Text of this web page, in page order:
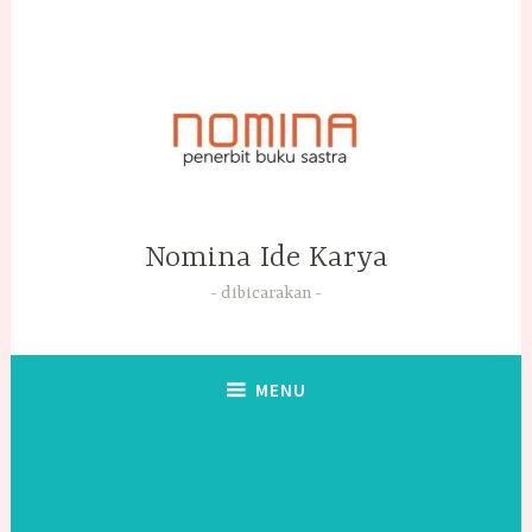
Nomina Ide Karya
dibicarakan
MENU